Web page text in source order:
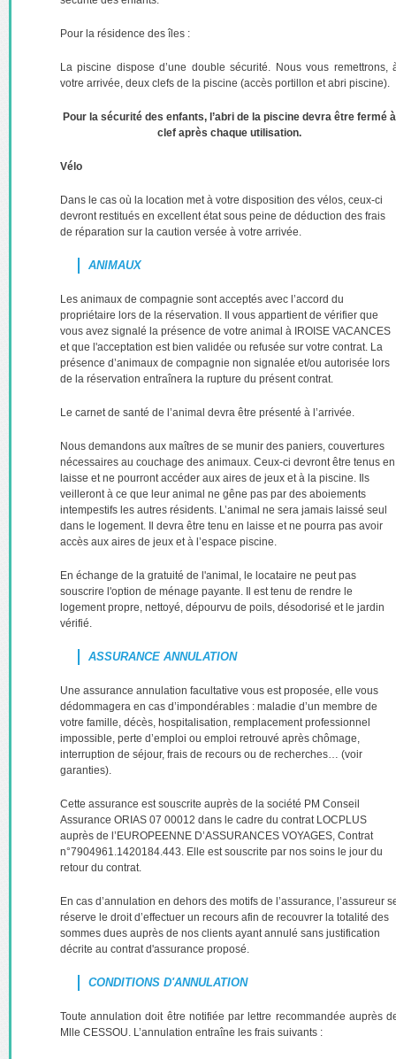
Pour la résidence des îles :
La piscine dispose d’une double sécurité. Nous vous remettrons,
votre arrivée, deux clefs de la piscine (accès portillon et abri piscine).
Pour la sécurité des enfants, l’abri de la piscine devra être fermé à
clef après chaque utilisation.
Vélo
Dans le cas où la location met à votre disposition des vélos, ceux-ci
devront restitués en excellent état sous peine de déduction des frais
de réparation sur la caution versée à votre arrivée.
ANIMAUX
Les animaux de compagnie sont acceptés avec l’accord du
propriétaire lors de la réservation. Il vous appartient de vérifier que
vous avez signalé la présence de votre animal à IROISE VACANCES
et que l'acceptation est bien validée ou refusée sur votre contrat. La
présence d’animaux de compagnie non signalée et/ou autorisée lors
de la réservation entraînera la rupture du présent contrat.
Le carnet de santé de l’animal devra être présenté à l’arrivée.
Nous demandons aux maîtres de se munir des paniers, couvertures
nécessaires au couchage des animaux. Ceux-ci devront être tenus en
laisse et ne pourront accéder aux aires de jeux et à la piscine. Ils
veilleront à ce que leur animal ne gêne pas par des aboiements
intempestifs les autres résidents. L’animal ne sera jamais laissé seul
dans le logement. Il devra être tenu en laisse et ne pourra pas avoir
accès aux aires de jeux et à l’espace piscine.
En échange de la gratuité de l'animal, le locataire ne peut pas
souscrire l'option de ménage payante. Il est tenu de rendre le
logement propre, nettoyé, dépourvu de poils, désodorisé et le jardin
vérifié.
ASSURANCE ANNULATION
Une assurance annulation facultative vous est proposée, elle vous
dédommagera en cas d’impondérables : maladie d’un membre de
votre famille, décès, hospitalisation, remplacement professionnel
impossible, perte d’emploi ou emploi retrouvé après chômage,
interruption de séjour, frais de recours ou de recherches… (voir
garanties).
Cette assurance est souscrite auprès de la société PM Conseil
Assurance ORIAS 07 00012 dans le cadre du contrat LOCPLUS
auprès de l’EUROPEENNE D’ASSURANCES VOYAGES, Contrat
n°7904961.1420184.443. Elle est souscrite par nos soins le jour du
retour du contrat.
En cas d’annulation en dehors des motifs de l’assurance, l’assureur
réserve le droit d’effectuer un recours afin de recouvrer la totalité des
sommes dues auprès de nos clients ayant annulé sans justification
décrite au contrat d'assurance proposé.
CONDITIONS D'ANNULATION
Toute annulation doit être notifiée par lettre recommandée auprès
Mlle CESSOU. L’annulation entraîne les frais suivants :